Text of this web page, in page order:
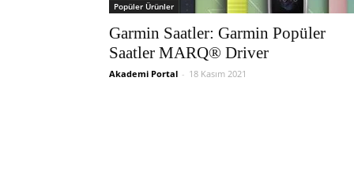
Popüler Ürünler
Garmin Saatler: Garmin Popüler
Saatler MARQ® Driver
Akademi Portal - 18 Kasım 2021